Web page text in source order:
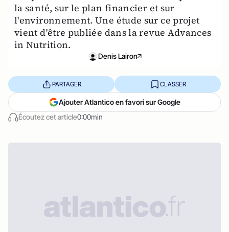
la santé, sur le plan financier et sur
l'environnement. Une étude sur ce projet
vient d'être publiée dans la revue Advances
in Nutrition.
Denis Lairon
Écoutez cet article0:00min
PARTAGER CLASSER
Ajouter Atlantico en favori sur Google